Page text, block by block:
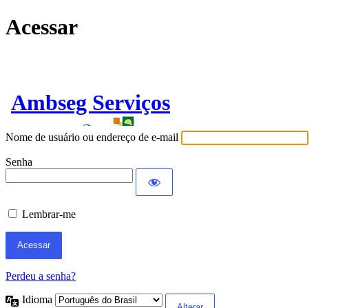
Acessar
Ambseg Serviços
Nome de usuário ou endereço de e-mail
Senha
Lembrar-me
Perdeu a senha?
Idioma